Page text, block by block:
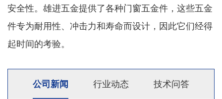
安全性。雄进五金提供了各种门窗五金件，这些五金
件专为耐用性、冲击力和寿命而设计，因此它们经得
起时间的考验。
公司新闻 行业动态 技术问答